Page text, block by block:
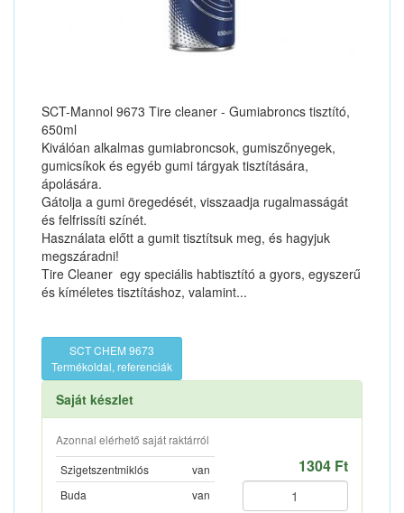
SCT-Mannol 9673 Tire cleaner - Gumiabroncs tisztító,
650ml
Kiválóan alkalmas gumiabroncsok, gumiszőnyegek,
gumicsíkok és egyéb gumi tárgyak tisztítására,
ápolására.
Gátolja a gumi öregedését, visszaadja rugalmasságát
és felfrissíti színét.
Használata előtt a gumit tisztítsuk meg, és hagyjuk
megszáradni!
Tire Cleaner  egy speciális habtisztító a gyors, egyszerű
és kíméletes tisztításhoz, valamint...
SCT CHEM 9673
Termékoldal, referenciák
Saját készlet
Azonnal elérhető saját raktárról
Szigetszentmiklós
van
Buda
van
1304 Ft